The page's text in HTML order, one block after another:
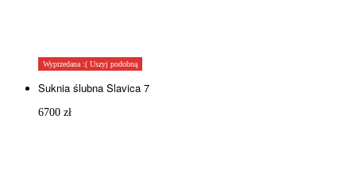
Wyprzedana :( Uszyj podobną
Suknia ślubna Slavica 7
6700 zł